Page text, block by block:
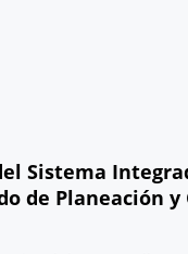
Sistema
de Planeación